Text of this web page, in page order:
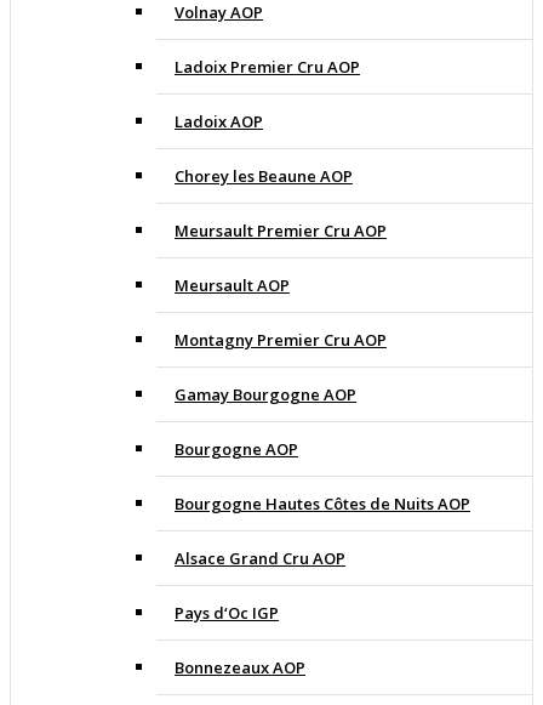
Volnay AOP
Ladoix Premier Cru AOP
Ladoix AOP
Chorey les Beaune AOP
Meursault Premier Cru AOP
Meursault AOP
Montagny Premier Cru AOP
Gamay Bourgogne AOP
Bourgogne AOP
Bourgogne Hautes Côtes de Nuits AOP
Alsace Grand Cru AOP
Pays d‘Oc IGP
Bonnezeaux AOP